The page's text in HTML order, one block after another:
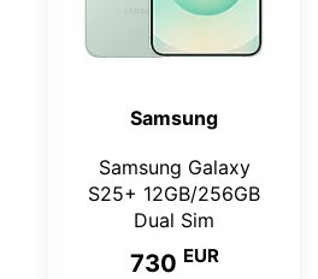
Samsung
Samsung Galaxy
S25+ 12GB/256GB
Dual Sim
730 EUR